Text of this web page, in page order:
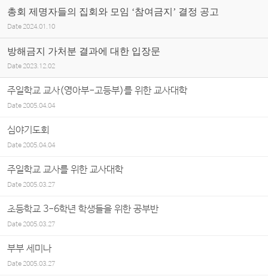
총회 제명자들의 집회와 모임 ‘참여금지’ 결정 공고
Date 2024.01.10
방해금지 가처분 결과에 대한 입장문
Date 2023.12.02
주일학교 교사(영아부-고등부)를 위한 교사대학
Date2005.04.04
심야기도회
Date2005.04.04
주일학교 교사를 위한 교사대학
Date2005.03.27
초등학교 3-6학년 학생들을 위한 공부반
Date2005.03.27
부부 세미나
Date2005.03.27